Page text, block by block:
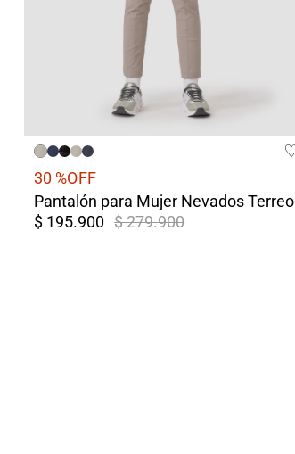
30 %OFF
Pantalón para Mujer Nevados Terreo
$ 195.900 $ 279.900